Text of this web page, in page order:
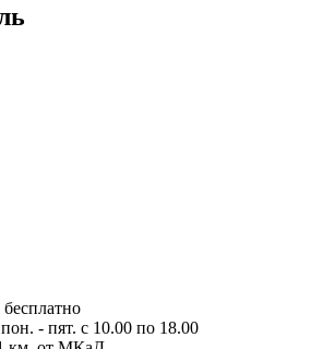
бесплатно
- пят. с 10.00 по 18.00